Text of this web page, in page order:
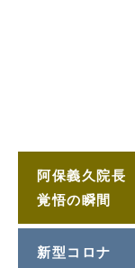
阿保義久院長
覚悟の瞬間
新型コロナ